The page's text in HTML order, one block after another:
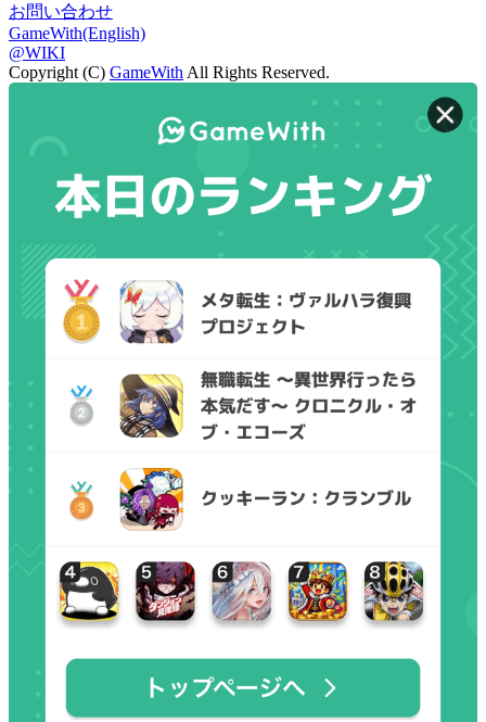
お問い合わせ
GameWith(English)
@WIKI
Copyright (C) GameWith All Rights Reserved.